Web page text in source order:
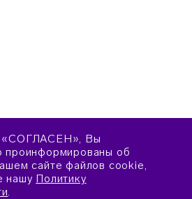
«СОГЛАСЕН», Вы
проинформированы об
сайте файлов cookie,
нашу Политику
.